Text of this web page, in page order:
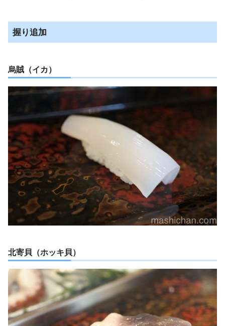
握り追加
烏賊（イカ）
北寄貝（ホッキ貝）